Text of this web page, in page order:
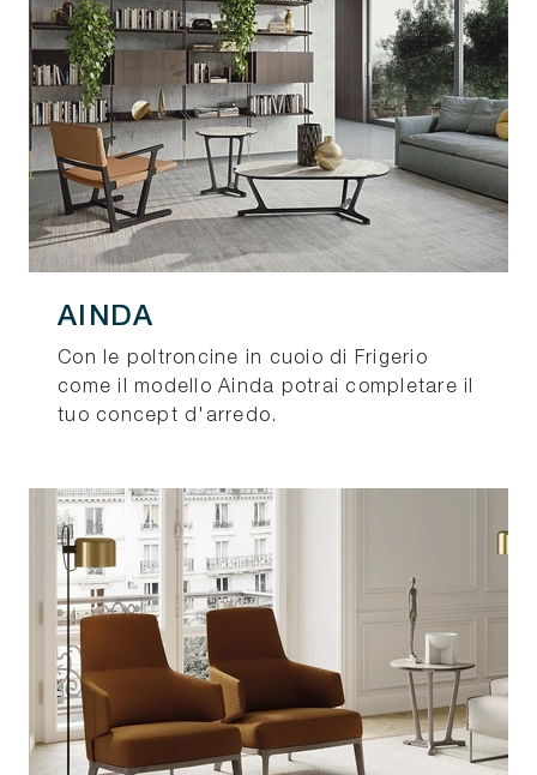
AINDA
Con le poltroncine in cuoio di Frigerio
come il modello Ainda potrai completare il
tuo concept d'arredo.